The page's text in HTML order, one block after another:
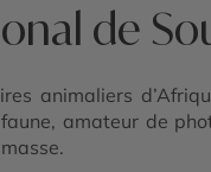
de
animaliers
amateur de